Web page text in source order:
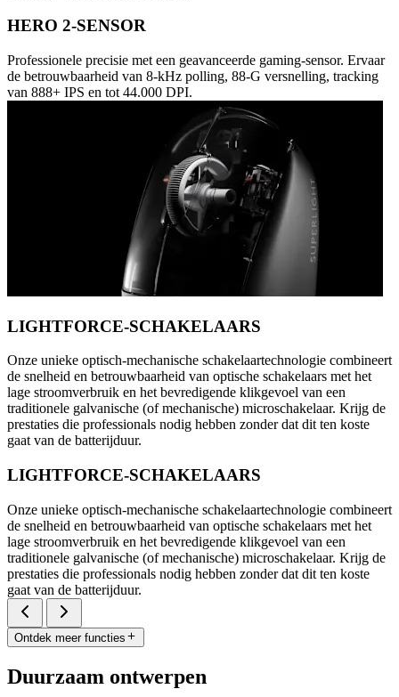
HERO 2-SENSOR
Professionele precisie met een geavanceerde gaming-sensor. Ervaar
de betrouwbaarheid van 8-kHz polling, 88-G versnelling, tracking
van 888+ IPS en tot 44.000 DPI.
LIGHTFORCE-SCHAKELAARS
Onze unieke optisch-mechanische schakelaartechnologie combineert
de snelheid en betrouwbaarheid van optische schakelaars met het
lage stroomverbruik en het bevredigende klikgevoel van een
traditionele galvanische (of mechanische) microschakelaar. Krijg de
prestaties die professionals nodig hebben zonder dat dit ten koste
gaat van de batterijduur.
LIGHTFORCE-SCHAKELAARS
Onze unieke optisch-mechanische schakelaartechnologie combineert
de snelheid en betrouwbaarheid van optische schakelaars met het
lage stroomverbruik en het bevredigende klikgevoel van een
traditionele galvanische (of mechanische) microschakelaar. Krijg de
prestaties die professionals nodig hebben zonder dat dit ten koste
gaat van de batterijduur.
Ontdek meer functies
Duurzaam ontwerpen